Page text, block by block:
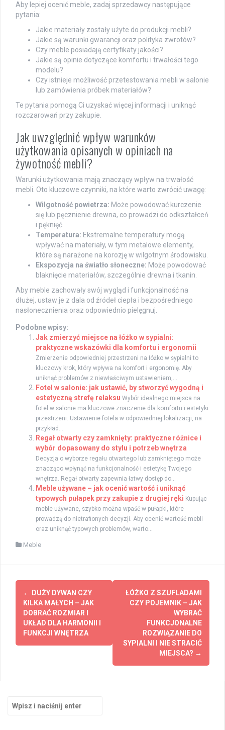
Aby lepiej ocenić meble, zadaj sprzedawcy następujące
pytania:
Jakie materiały zostały użyte do produkcji mebli?
Jakie są warunki gwarancji oraz polityka zwrotów?
Czy meble posiadają certyfikaty jakości?
Jakie są opinie dotyczące komfortu i trwałości tego
modelu?
Czy istnieje możliwość przetestowania mebli w salonie
lub zamówienia próbek materiałów?
Te pytania pomogą Ci uzyskać więcej informacji i uniknąć
rozczarowań przy zakupie.
Jak uwzględnić wpływ warunków
użytkowania opisanych w opiniach na
żywotność mebli?
Warunki użytkowania mają znaczący wpływ na trwałość
mebli. Oto kluczowe czynniki, na które warto zwrócić uwagę:
Wilgotność powietrza: Może powodować kurczenie
się lub pęcznienie drewna, co prowadzi do odkształceń
i pęknięć.
Temperatura: Ekstremalne temperatury mogą
wpływać na materiały, w tym metalowe elementy,
które są narażone na korozję w wilgotnym środowisku.
Ekspozycja na światło słoneczne: Może powodować
blaknięcie materiałów, szczególnie drewna i tkanin.
Aby meble zachowały swój wygląd i funkcjonalność na
dłużej, ustaw je z dala od źródeł ciepła i bezpośredniego
nasłonecznienia oraz odpowiednio pielęgnuj.
Podobne wpisy:
Jak zmierzyć miejsce na łóżko w sypialni:
praktyczne wskazówki dla komfortu i ergonomii
Zmierzenie odpowiedniej przestrzeni na łóżko w sypialni to
kluczowy krok, który wpływa na komfort i ergonomię. Aby
uniknąć problemów z niewłaściwym ustawieniem,...
Fotel w salonie: jak ustawić, by stworzyć wygodną i
estetyczną strefę relaksu Wybór idealnego miejsca na
fotel w salonie ma kluczowe znaczenie dla komfortu i estetyki
przestrzeni. Ustawienie fotela w odpowiedniej lokalizacji, na
przykład...
Regał otwarty czy zamknięty: praktyczne różnice i
wybór dopasowany do stylu i potrzeb wnętrza
Decyzja o wyborze regału otwartego lub zamkniętego może
znacząco wpłynąć na funkcjonalność i estetykę Twojego
wnętrza. Regał otwarty zapewnia łatwy dostęp do...
Meble używane – jak ocenić wartość i uniknąć
typowych pułapek przy zakupie z drugiej ręki Kupując
meble używane, szybko można wpaść w pułapki, które
prowadzą do nietrafionych decyzji. Aby ocenić wartość mebli
oraz uniknąć typowych problemów, warto...
Meble
Zobacz
wpisy
← DUŻY DYWAN CZY
KILKA MAŁYCH – JAK
DOBRAĆ ROZMIAR I
UKŁAD DLA HARMONII I
FUNKCJI WNĘTRZA
ŁÓŻKO Z SZUFLADAMI
CZY POJEMNIK – JAK
WYBRAĆ
FUNKCJONALNE
ROZWIĄZANIE DO
SYPIALNI I NIE STRACIĆ
MIEJSCA? →